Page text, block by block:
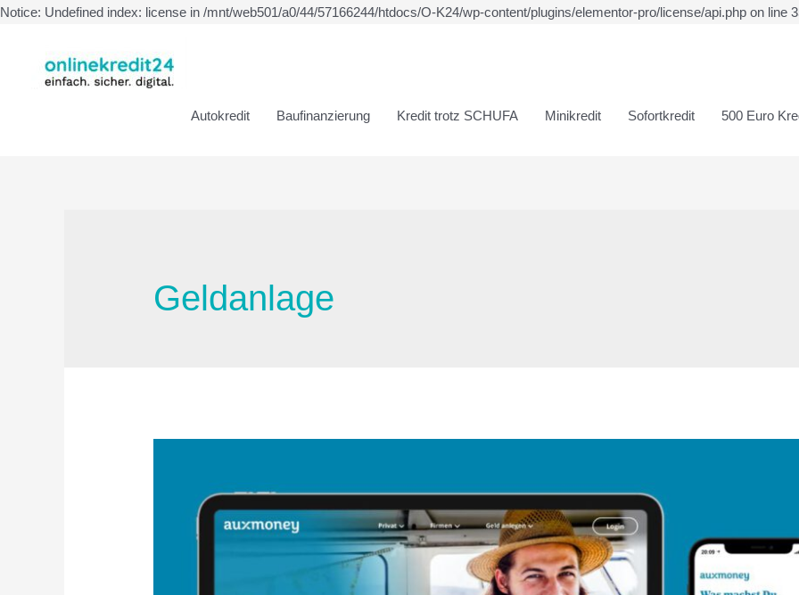
Notice: Undefined index: license in /mnt/web501/a0/44/57166244/htdocs/O-K24/wp-content/plugins/elementor-pro/license/api.php on line
Autokredit Baufinanzierung Kredit trotz SCHUFA Minikredit Sofortkredit 500 Euro
Geldanlage